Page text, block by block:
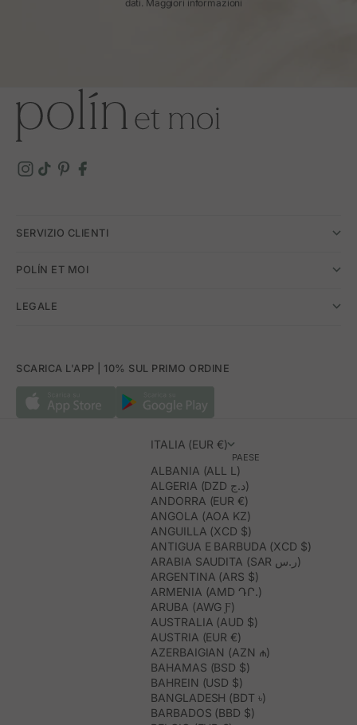
dati. Maggiori informazioni
SERVIZIO CLIENTI
POLÍN ET MOI
LEGALE
SCARICA L'APP | 10% SUL PRIMO ORDINE
ITALIA (EUR €)
PAESE
ALBANIA (ALL L)
ALGERIA (DZD د.ج)
ANDORRA (EUR €)
ANGOLA (AOA KZ)
ANGUILLA (XCD $)
ANTIGUA E BARBUDA (XCD $)
ARABIA SAUDITA (SAR ر.س)
ARGENTINA (ARS $)
ARMENIA (AMD ԴՐ.)
ARUBA (AWG Ƒ)
AUSTRALIA (AUD $)
AUSTRIA (EUR €)
AZERBAIGIAN (AZN ₼)
BAHAMAS (BSD $)
BAHREIN (USD $)
BANGLADESH (BDT ৳)
BARBADOS (BBD $)